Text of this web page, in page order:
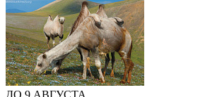
ДО 9 АВГУСТА